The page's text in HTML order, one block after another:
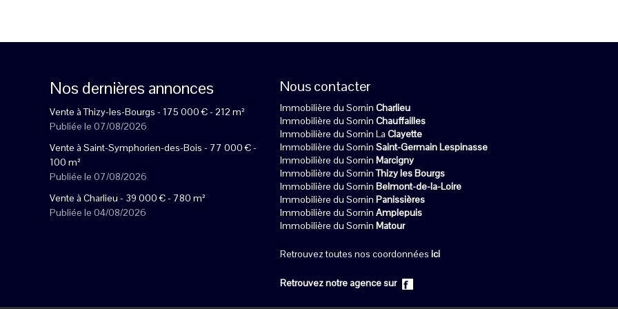
Nos dernières annonces
Vente à Thizy-les-Bourgs - 175 000 €- 212 m²
Publiée le 07/08/2026
Vente à Saint-Symphorien-des-Bois - 77 000 €-
100 m²
Publiée le 07/08/2026
Vente à Charlieu - 39 000 €- 780 m²
Publiée le 04/08/2026
Nous contacter
Immobilière du Sornin Charlieu
Immobilière du Sornin Chauffailles
Immobilière du Sornin La Clayette
Immobilière du Sornin Saint-Germain Lespinasse
Immobilière du Sornin Marcigny
Immobilière du SorninThizy les Bourgs
Immobilière du Sornin Belmont-de-la-Loire
Immobilière du Sornin Panissières
Immobilière du Sornin Amplepuis
Immobilière du Sornin Matour
Retrouvez toutes nos coordonnées ici
Retrouvez notre agence sur